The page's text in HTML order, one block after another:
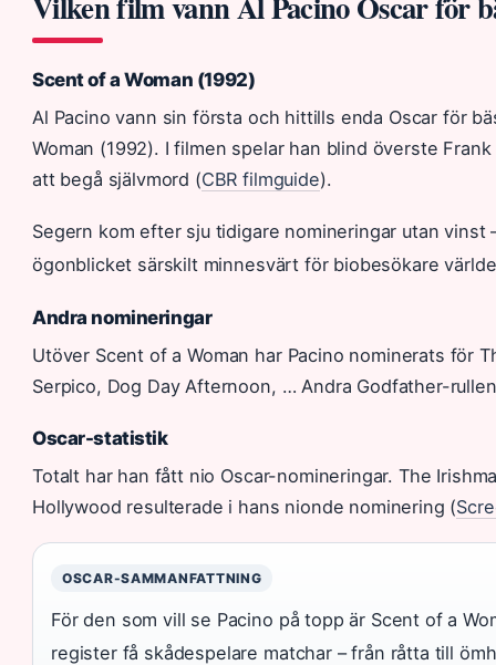
Scent of a Woman (1992)
Al Pacino vann sin första och hittills enda Oscar för
Woman (1992). I filmen spelar han blind överste
att begå självmord (CBR filmguide).
Segern kom efter sju tidigare nomineringar utan vinst
ögonblicket särskilt minnesvärt för biobesökare
Andra nomineringar
Utöver Scent of a Woman har Pacino nominerats för
Serpico, Dog Day Afternoon, … Andra Godfather-
Oscar-statistik
Totalt har han fått nio Oscar-nomineringar. The
Hollywood resulterade i hans nionde nominering (
OSCAR-SAMMANFATTNING
För den som vill se Pacino på topp är Scent of a
register få skådespelare matchar – från råtta till